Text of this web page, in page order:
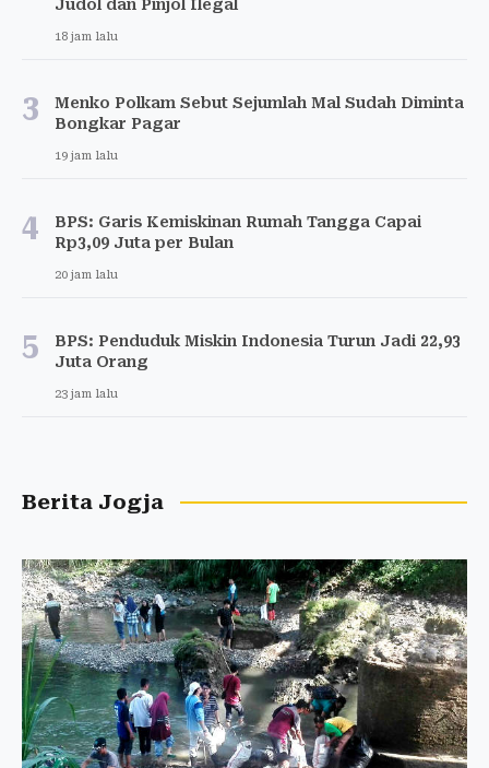
Judol dan Pinjol Ilegal
18 jam lalu
3
Menko Polkam Sebut Sejumlah Mal Sudah Diminta
Bongkar Pagar
19 jam lalu
4
BPS: Garis Kemiskinan Rumah Tangga Capai
Rp3,09 Juta per Bulan
20 jam lalu
5
BPS: Penduduk Miskin Indonesia Turun Jadi 22,93
Juta Orang
23 jam lalu
Berita Jogja